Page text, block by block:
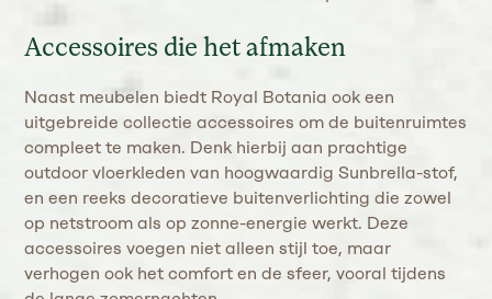
Accessoires die het afmaken
Naast meubelen biedt Royal Botania ook een
uitgebreide collectie accessoires om de buitenruimtes
compleet te maken. Denk hierbij aan prachtige
outdoor vloerkleden van hoogwaardig Sunbrella-stof,
en een reeks decoratieve buitenverlichting die zowel
op netstroom als op zonne-energie werkt​. Deze
accessoires voegen niet alleen stijl toe, maar
verhogen ook het comfort en de sfeer, vooral tijdens